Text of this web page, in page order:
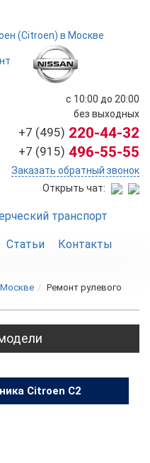
с 10:00 до 20:00
без выходных
+7 (495) 220-44-32
+7 (915) 496-55-55
Заказать обратный звонок
Открыть чат:
транспорт
Статьи Контакты
Москве
Ремонт рулевого
Citroen C2